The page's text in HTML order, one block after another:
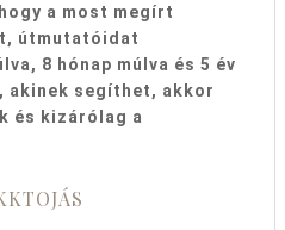
a most megírt
útmutatóidat
8 hónap múlva és 5 év
akinek segíthet, akkor
és kizárólag a